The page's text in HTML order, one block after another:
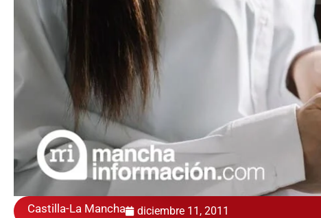
Castilla-La Mancha diciembre 11, 2011